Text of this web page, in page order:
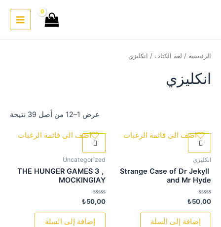
Main
الرئيسية / لغة الكتاب / انكليزي
انكليزي
عرض 1–12 من أصل 39 نتيجة
اضف الى قائمة الرغبات
انكليزي
Strange Case of Dr Jekyll
and Mr Hyde
تم
التقييم
0
₺50,00
إضافة إلى السلة
اضف الى قائمة الرغبات
Uncategorized
THE HUNGER GAMES 3 ,
MOCKINGIAY
تم
التقييم
0
₺50,00
إضافة إلى السلة